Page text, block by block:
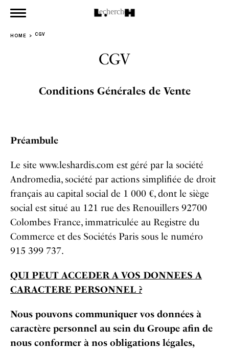
HOME CGV
CGV
Conditions Générales de Vente
Préambule
Le site www.leshardis.com est géré par la société
Andromedia, société par actions simplifiée de droit
français au capital social de 1 000 €, dont le siège
social est situé au 121 rue des Renouillers 92700
Colombes France, immatriculée au Registre du
Commerce et des Sociétés Paris sous le numéro
915 399 737.
QUI PEUT ACCEDER A VOS DONNEES A
CARACTERE PERSONNEL ?
Nous pouvons communiquer vos données à
caractère personnel au sein du Groupe afin de
nous conformer à nos obligations légales,